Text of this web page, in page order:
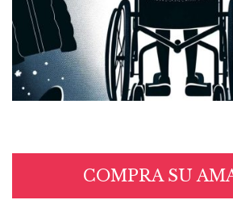
COMPRA SU